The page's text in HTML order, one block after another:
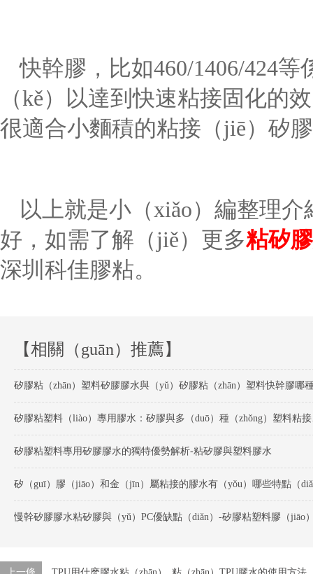
快幹膠，比如460/1406/424
（kě）以達到快速粘接固化的
很適合小麵積的粘接（jiē）矽
以上就是小（xiǎo）編整理
好，如需了解（jiě）更多粘矽
深圳科佳膠粘。
【相關（guān）推薦】
矽膠粘
矽膠粘塑料專用矽膠膠水的獨特優勢解析-粘矽膠與塑料膠水